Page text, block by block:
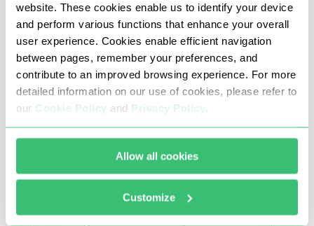
website. These cookies enable us to identify your device
and perform various functions that enhance your overall
user experience. Cookies enable efficient navigation
between pages, remember your preferences, and
contribute to an improved browsing experience. For more
detailed information on our use of cookies, please refer to
our Cookie Policy and Privacy Policy
Allow all cookies
Customize
Завдання
Конвеєр веб-скрейпінгу передавав дані
безпосередньо для навчання ШІ-
моделі, проте постійно повертав
некоректні геодані, що призводило до
Наше рішення Прочитане
Результат:
конвеєрів · Нульовий рівень помилок